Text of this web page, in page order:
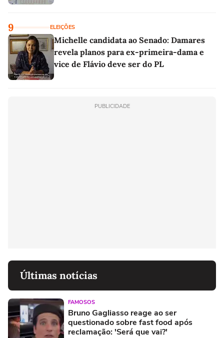
9 ELEIÇÕES
Michelle candidata ao Senado: Damares
revela planos para ex-primeira-dama e
vice de Flávio deve ser do PL
PUBLICIDADE
Últimas notícias
FAMOSOS
Bruno Gagliasso reage ao ser
questionado sobre fast food após
reclamação: 'Será que vai?'